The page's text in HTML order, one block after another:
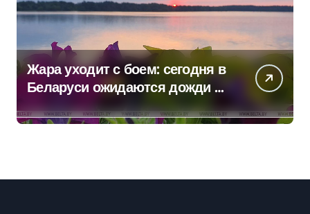
Жара уходит с боем: сегодня в
Беларуси ожидаются дожди и
грозы